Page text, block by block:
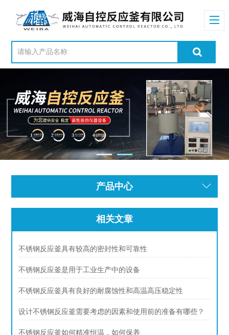
产品中心
相关文章
不锈钢反应釜具有较高的密封性和可靠性
不锈钢反应釜是用于工业生产中的设备
不锈钢反应釜具有良好的耐腐蚀性和高温高压稳定性
设计不锈钢反应釜需要考虑的因素和使用前的准备有哪些？
不锈钢反应釜如何精准恒温，如何保养